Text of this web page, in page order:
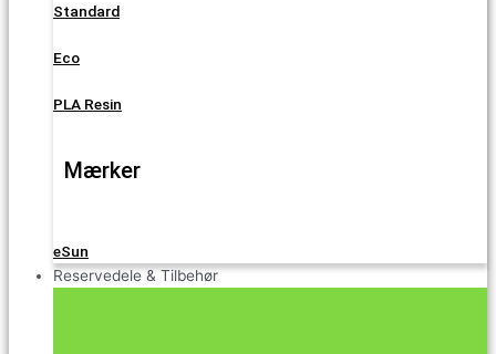
Standard
Eco
PLA Resin
Mærker
eSun
Reservedele & Tilbehør